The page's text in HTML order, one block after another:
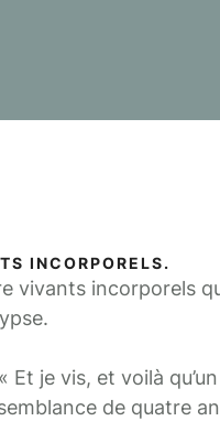
INCORPORELS.
vivants incorporels
Et je vis, et voilà
de quatre